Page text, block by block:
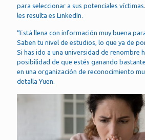
para seleccionar a sus potenciales
les resulta es LinkedIn.
“Está llena con información muy buena
Saben tu nivel de estudios, lo que ya de
Si has ido a una universidad de renombre
posibilidad de que estés ganando
en una organización de reconocimiento
detalla Yuen.